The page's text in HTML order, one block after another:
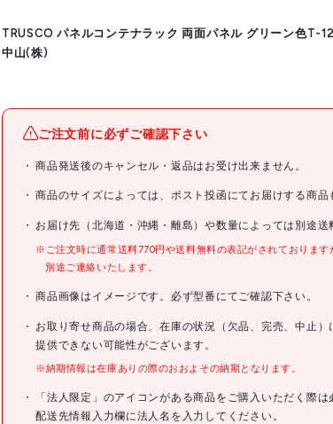
TRUSCO パネルコンテナラック 両面パネル グリーン色T-
中山(株)
ブランド名 TRUSCO
商品名 TRUSCO パネルコンテナラック
型式 T-1200WP GN(ｸﾞﾘ-ﾝ)
JANコード 4989999625639
仕様 ●パネルコンテナラック両面パネル
材質/仕上
ご注文前に必ずご確認下さい
商品発送後のキャンセル・返品はお受け出来ません。
商品のサイズによっては、ポスト投函にてお届けする商品
お届け先（北海道・沖縄・離島）や数量によっては別途送
※ご注文時に通常送料770円や送料無料の表記がされております
別途ご連絡いたします。
商品画像はイメージです。必ず型番にてご確認下さい。
お取り寄せ商品の場合、在庫の状況（欠品、完売、中止）
提供できない可能性がございます。
※納期情報は在庫ありの際のおおよその納期となります。
「法人限定」のアイコンがある商品をご購入いただく際
配送先情報入力欄に法人名を入力してください。